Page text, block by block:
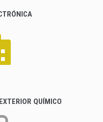
QUÍMICO